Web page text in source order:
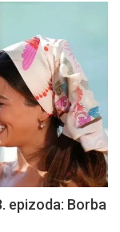
epizoda: Borba